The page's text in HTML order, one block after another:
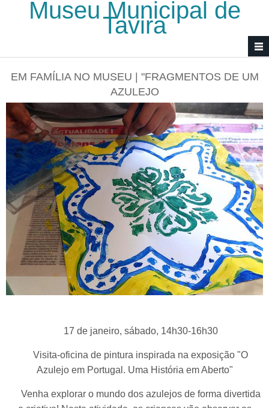
Passar para o conteúdo principal
Museu Municipal de
Tavira
EM FAMÍLIA NO MUSEU | "FRAGMENTOS DE UM
AZULEJO
17 de janeiro, sábado, 14h30-16h30
Visita-oficina de pintura inspirada na exposição "O
Azulejo em Portugal. Uma História em Aberto"
Venha explorar o mundo dos azulejos de forma divertida